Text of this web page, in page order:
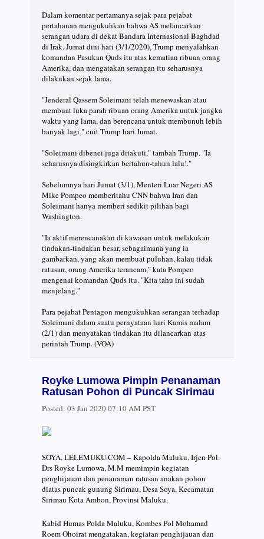
Dalam komentar pertamanya sejak para pejabat
pertahanan mengukuhkan bahwa AS melancarkan
serangan udara di dekat Bandara Internasional Baghdad
di Irak. Jumat dini hari (3/1/2020), Trump menyalahkan
komandan Pasukan Quds itu atas kematian ribuan orang
Amerika, dan mengatakan serangan itu seharusnya
dilakukan sejak lama.
"Jenderal Qassem Soleimani telah menewaskan atau
membuat luka parah ribuan orang Amerika untuk jangka
waktu yang lama, dan berencana untuk membunuh lebih
banyak lagi," cuit Trump hari Jumat.
"Soleimani dibenci juga ditakuti," tambah Trump. "Ia
seharusnya disingkirkan bertahun-tahun lalu!."
Sebelumnya hari Jumat (3/1), Menteri Luar Negeri AS
Mike Pompeo memberitahu CNN bahwa Iran dan
Soleimani hanya memberi sedikit pilihan bagi
Washington.
"Ia aktif merencanakan di kawasan untuk melakukan
tindakan-tindakan besar, sebagaimana yang ia
gambarkan, yang akan membuat puluhan, kalau tidak
ratusan, orang Amerika terancam," kata Pompeo
mengenai komandan Quds itu. "Kita tahu ini sudah
menjelang."
Para pejabat Pentagon mengukuhkan serangan terhadap
Soleimani dalam suatu pernyataan hari Kamis malam
(2/1) dan menyatakan tindakan itu dilancarkan atas
perintah Trump. (VOA)
Royke Lumowa Pimpin Penanaman
Ratusan Pohon di Puncak Sirimau
Posted: 03 Jan 2020 07:10 AM PST
SOYA, LELEMUKU.COM – Kapolda Maluku, Irjen Pol.
Drs Royke Lumowa, M.M memimpin kegiatan
penghijauan dan penanaman ratusan anakan pohon
diatas puncak gunung Sirimau, Desa Soya, Kecamatan
Sirimau Kota Ambon, Provinsi Maluku.
Kabid Humas Polda Maluku, Kombes Pol Mohamad
Roem Ohoirat mengatakan, kegiatan penghijauan dan